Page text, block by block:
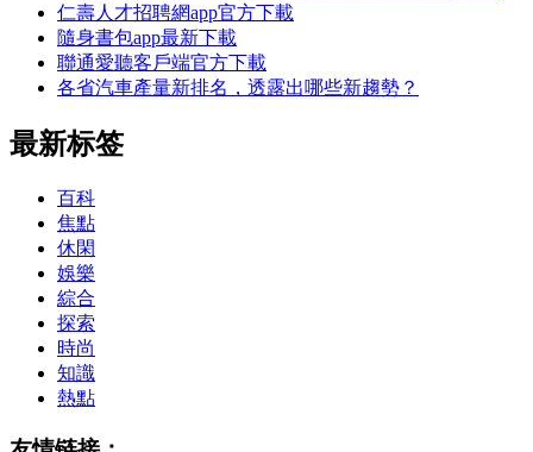
仁壽人才招聘網app官方下載
隨身書包app最新下載
聯通愛聽客戶端官方下載
各省汽車產量新排名，透露出哪些新趨勢？
最新标签
百科
焦點
休閑
娛樂
綜合
探索
時尚
知識
熱點